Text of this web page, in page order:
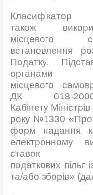
також
місцевого
встановлення
Податку.
органами
місцевого
ДК 018-
Кабінету
року №1330 «Про
форм надання
електронному
податкових пільг
та/або зборів»